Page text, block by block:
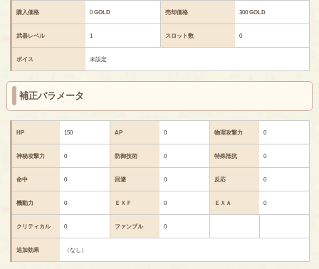
購入価格 0GOLD 売却価格 300GOLD
武器レベル 1 スロット数 0
ボイス 未設定
補正パラメータ
HP 150 AP 0 物理攻撃力 0
神秘攻撃力 0 防御技術 0 特殊抵抗 0
命中 0 回避 0 反応 0
機動力 0 ＥＸＦ 0 ＥＸＡ 0
クリティカル 0 ファンブル 0
追加効果 （なし）